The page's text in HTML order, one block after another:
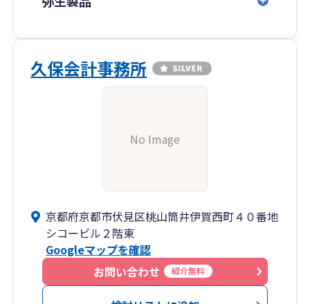
久保会計事務所
No Image
京都府京都市伏見区桃山筒井伊賀西町４０番地
シコービル２階東
Googleマップを確認
お問い合わせ
紹介無料